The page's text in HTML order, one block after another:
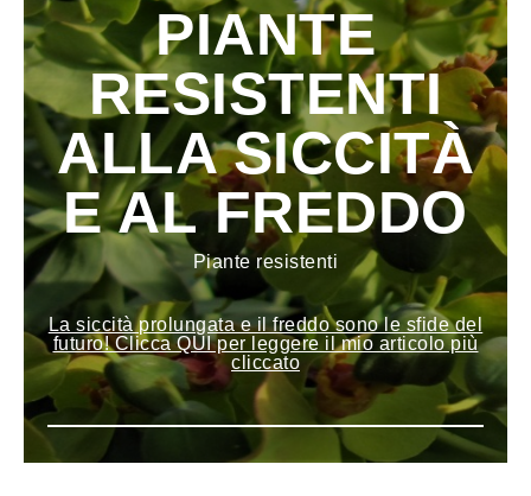
PIANTE
RESISTENTI
ALLA SICCITÀ
E AL FREDDO
Piante resistenti
La siccità prolungata e il freddo sono le sfide del
futuro! Clicca QUI per leggere il mio articolo più
cliccato